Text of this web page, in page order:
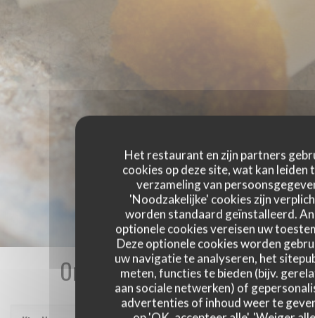
Het restaurant en zijn partners
cookies op deze site, wat kan leiden
verzameling van
'Noodzakelijke' cookies zijn
worden standaard geïnstalleerd.
optionele cookies vereisen uw
Deze optionele cookies worden
uw navigatie te analyseren, het
meten, functies te bieden (bijv.
aan sociale netwerken) of
advertenties of inhoud weer te
Onze gastbeoordelingen